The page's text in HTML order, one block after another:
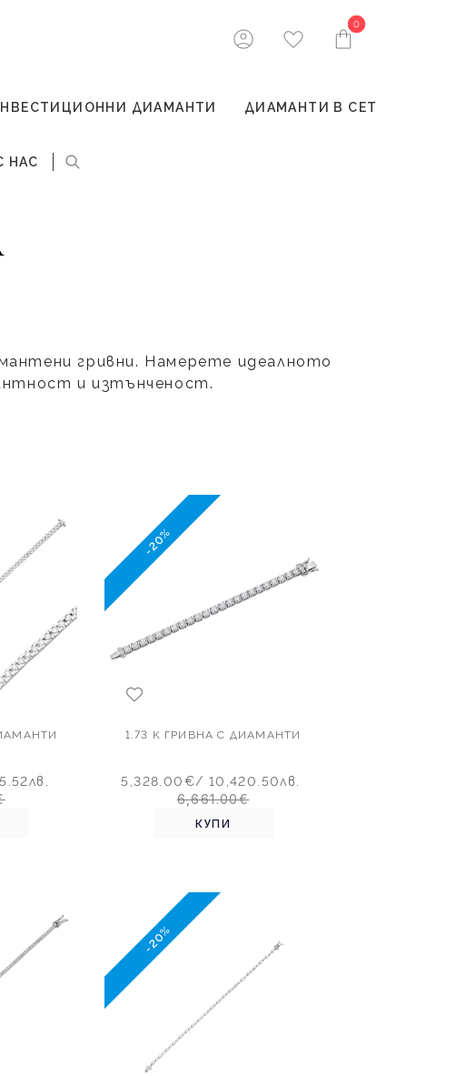
0
0
ДИАМАНТИ ДИАМАНТИ В СЕТ
НАС
гривни. Намерете идеалното
и изтънченост.
-20%
1.73 K ГРИВНА С ДИАМАНТИ
5,328.00€/ 10,420.50лв.
6,661.00€
КУПИ
-20%